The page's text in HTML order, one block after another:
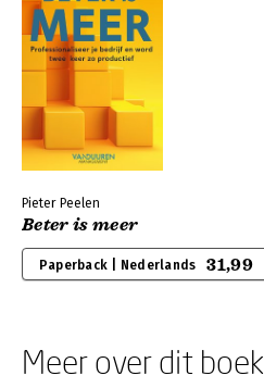
Pieter Peelen
Beter is meer
Paperback | Nederlands 31,99
Meer over dit boek